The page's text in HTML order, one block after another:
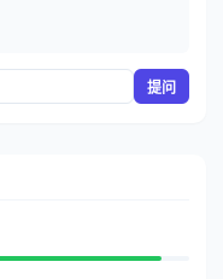
提问